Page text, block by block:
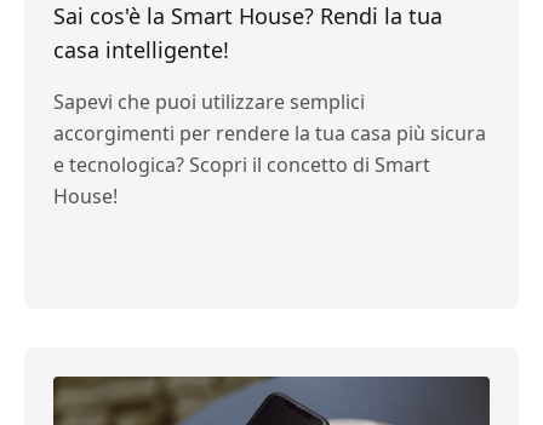
Sai cos'è la Smart House? Rendi la tua
casa intelligente!
Sapevi che puoi utilizzare semplici
accorgimenti per rendere la tua casa più sicura
e tecnologica? Scopri il concetto di Smart
House!